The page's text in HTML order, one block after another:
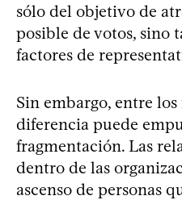
sólo del objetivo de
posible de votos, sino
factores de
Sin embargo, entre
diferencia puede
fragmentación. Las
dentro de las
ascenso de personas